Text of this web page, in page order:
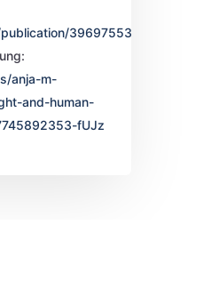
anja-m-
and-human-
fUJz